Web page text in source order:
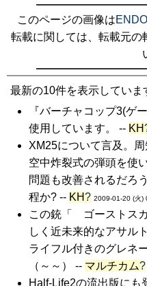
このページの画像は
転載に関しては、転載元の
最新の10件を表示していま
『バーチャコップ3(ゲ
使用しています。 -- KH
XM25について言及。
空中炸裂式の弾頭を使
問題も改善されるだろ
程か? -- KH? 2009-01-20 (火)
この銃「 ゴーストス
しく近未来的なアサル
ライフル付きのグレネ
（～～） -- マルチカム?
Half-Life2の流出版にも